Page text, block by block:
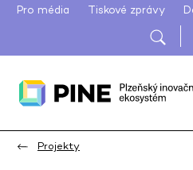
Pro média Tiskové zprávy
Projekty